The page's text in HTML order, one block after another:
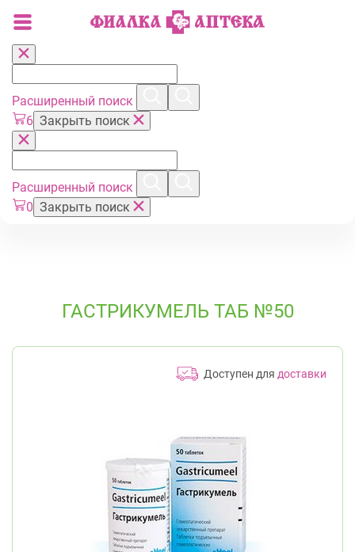
Расширенный поиск
6 Закрыть поиск
Расширенный поиск
0 Закрыть поиск
ГАСТРИКУМЕЛЬ ТАБ №50
Доступен для доставки